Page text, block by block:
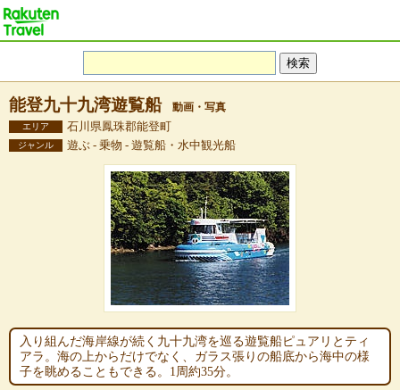
能登九十九湾遊覧船 動画・写真
エリア 石川県鳳珠郡能登町
ジャンル 遊ぶ - 乗物 - 遊覧船・水中観光船
入り組んだ海岸線が続く九十九湾を巡る遊覧船ピュアリとティ
アラ。海の上からだけでなく、ガラス張りの船底から海中の様
子を眺めることもできる。1周約35分。